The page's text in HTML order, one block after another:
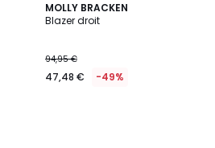
MOLLY BRACKEN
Blazer droit
94,95 €
47,48 € -49%